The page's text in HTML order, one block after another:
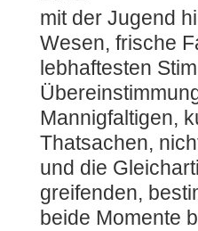
mit der Jugend
Wesen, frische
lebhaftesten
Mannigfaltigen,
Thatsachen,
und die
greifenden,
beide Momente